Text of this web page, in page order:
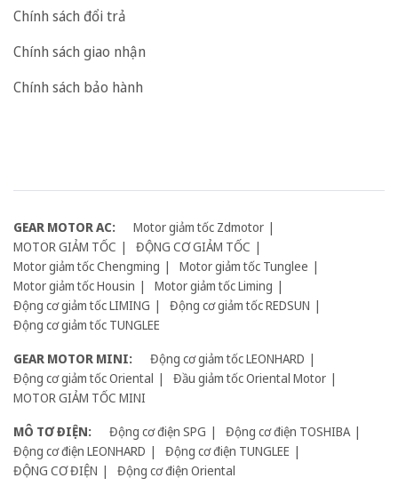
Chính sách đổi trả
Chính sách giao nhận
Chính sách bảo hành
GEAR MOTOR AC:
Motor giảm tốc Zdmotor
MOTOR GIẢM TỐC
ĐỘNG CƠ GIẢM TỐC
Motor giảm tốc Chengming
Motor giảm tốc Tunglee
Motor giảm tốc Housin
Motor giảm tốc Liming
Động cơ giảm tốc LIMING
Động cơ giảm tốc REDSUN
Động cơ giảm tốc TUNGLEE
GEAR MOTOR MINI:
Động cơ giảm tốc LEONHARD
Động cơ giảm tốc Oriental
Đầu giảm tốc Oriental Motor
MOTOR GIẢM TỐC MINI
MÔ TƠ ĐIỆN:
Động cơ điện SPG
Động cơ điện TOSHIBA
Động cơ điện LEONHARD
Động cơ điện TUNGLEE
ĐỘNG CƠ ĐIỆN
Động cơ điện Oriental